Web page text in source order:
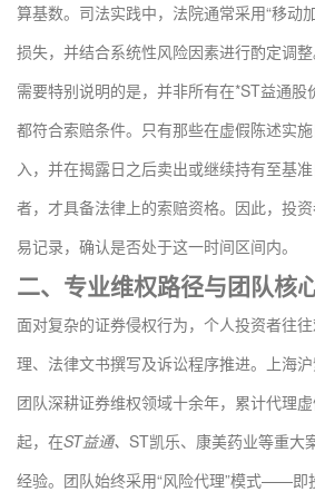
算基数。司法实践中，法院通常采用“移动
损失，并结合系统性风险因素进行酌定调整
需要特别说明的是，并非所有在*ST益通
都符合索赔条件。只有那些在虚假陈述实
入，并在揭露日之后卖出或继续持有至基
者，才具备法律上的索赔资格。因此，投
易记录，确认是否处于这一时间区间内。
二、专业维权路径与团队核
面对复杂的证券侵权行为，个人投资者往
理、法律文书撰写及诉讼程序推进。上海
团队深耕证券维权领域十余年，累计代理
起，在ST益通、 ST凯乐、康美药业等重大
经验。团队始终采用“风险代理”模式——即